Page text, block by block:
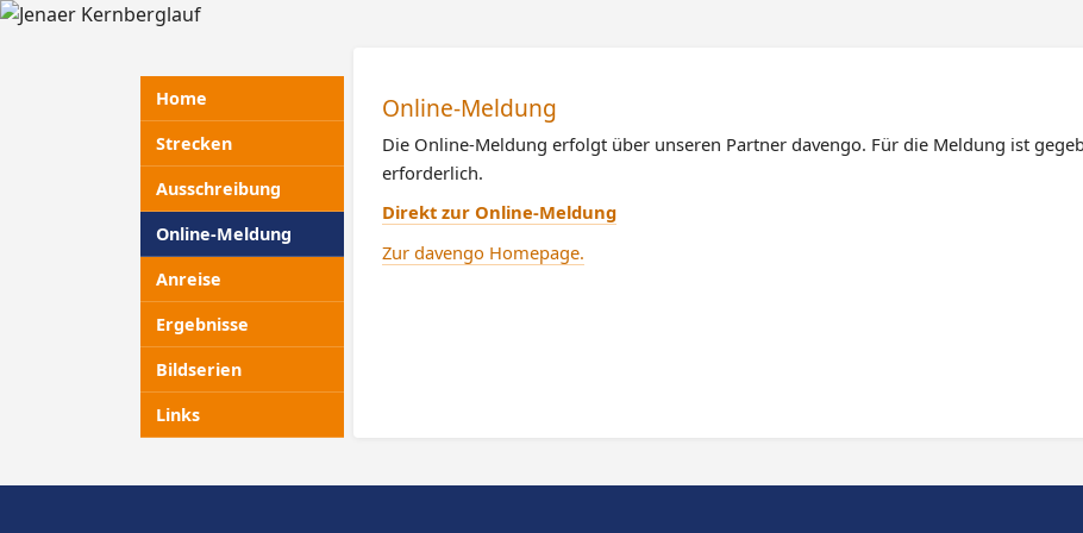
Home
Strecken
Ausschreibung
Online-Meldung
Anreise
Ergebnisse
Bildserien
Links
Online-Meldung
Die Online-Meldung erfolgt über unseren Partner davengo. Für die Meldung ist
erforderlich.
Direkt zur Online-Meldung
Zur davengo Homepage.